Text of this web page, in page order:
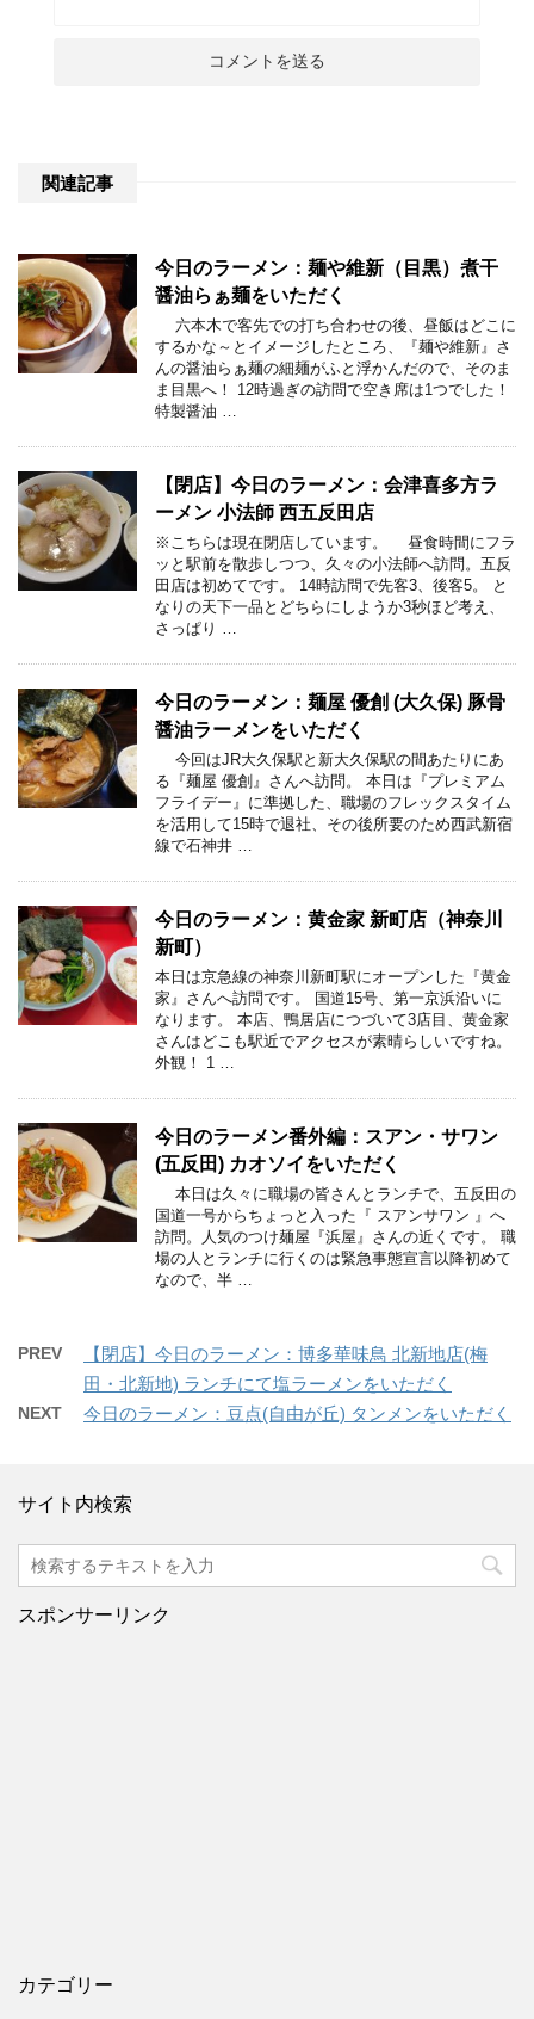
関連記事
今日のラーメン：麺や維新（目黒）煮干
醤油らぁ麺をいただく
六本木で客先での打ち合わせの後、昼飯はどこに
するかな～とイメージしたところ、『麺や維新』さ
んの醤油らぁ麺の細麺がふと浮かんだので、そのま
ま目黒へ！ 12時過ぎの訪問で空き席は1つでした！
特製醤油 …
【閉店】今日のラーメン：会津喜多方ラ
ーメン 小法師 西五反田店
※こちらは現在閉店しています。 昼食時間にフラ
ッと駅前を散歩しつつ、久々の小法師へ訪問。五反
田店は初めてです。 14時訪問で先客3、後客5。 と
なりの天下一品とどちらにしようか3秒ほど考え、
さっぱり …
今日のラーメン：麺屋 優創 (大久保) 豚骨
醤油ラーメンをいただく
今回はJR大久保駅と新大久保駅の間あたりにあ
る『麺屋 優創』さんへ訪問。 本日は『プレミアム
フライデー』に準拠した、職場のフレックスタイム
を活用して15時で退社、その後所要のため西武新宿
線で石神井 …
今日のラーメン：黄金家 新町店（神奈川
新町）
本日は京急線の神奈川新町駅にオープンした『黄金
家』さんへ訪問です。 国道15号、第一京浜沿いに
なります。 本店、鴨居店につづいて3店目、黄金家
さんはどこも駅近でアクセスが素晴らしいですね。
外観！ 1 …
今日のラーメン番外編：スアン・サワン
(五反田) カオソイをいただく
本日は久々に職場の皆さんとランチで、五反田の
国道一号からちょっと入った『 スアンサワン 』へ
訪問。人気のつけ麺屋『浜屋』さんの近くです。 職
場の人とランチに行くのは緊急事態宣言以降初めて
なので、半 …
PREV
【閉店】今日のラーメン：博多華味鳥 北新地店(梅
田・北新地) ランチにて塩ラーメンをいただく
NEXT 今日のラーメン：豆点(自由が丘) タンメンをいただく
サイト内検索
スポンサーリンク
カテゴリー